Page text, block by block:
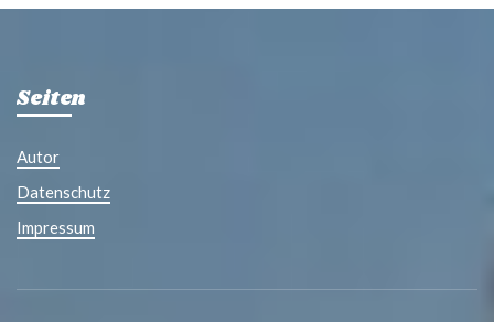
Seiten
Autor
Datenschutz
Impressum